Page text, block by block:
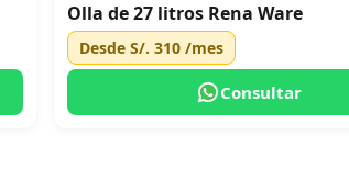
Olla de 27 litros Rena Ware
Desde S/. 310/mes
Consultar